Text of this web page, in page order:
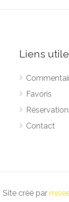
Liens
Favoris
Contact
Site créé par